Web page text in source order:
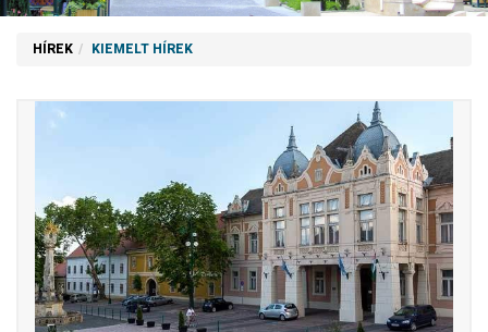
HÍREK KIEMELT HÍREK